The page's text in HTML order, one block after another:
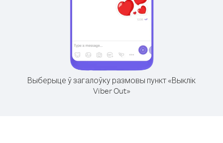
Выберыце ў загалоўку размовы пункт «Выклік
Viber Out»